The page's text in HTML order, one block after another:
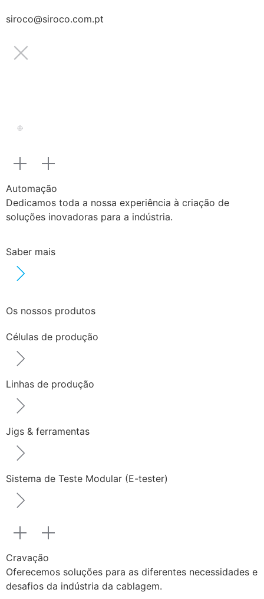
siroco@siroco.com.pt
Automação
Dedicamos toda a nossa experiência à criação de
soluções inovadoras para a indústria.
Saber mais
Os nossos produtos
Células de produção
Linhas de produção
Jigs & ferramentas
Sistema de Teste Modular (E-tester)
Cravação
Oferecemos soluções para as diferentes necessidades e
desafios da indústria da cablagem.